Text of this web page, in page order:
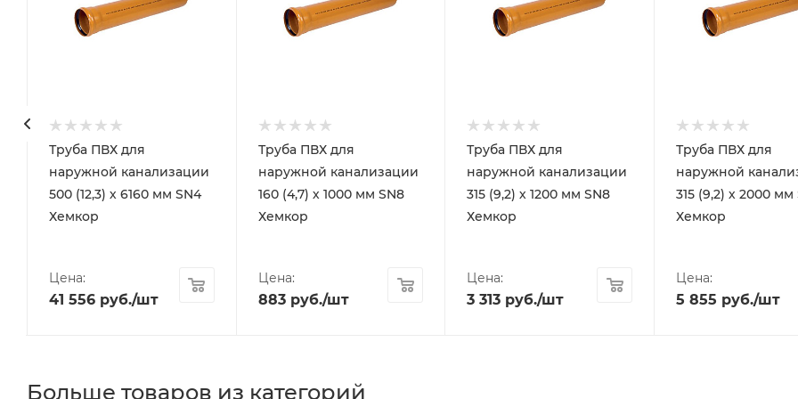
Труба ПВХ для
наружной канализации
500 (12,3) х 6160 мм SN4
Хемкор
Цена:
41 556руб./шт
Труба ПВХ для
наружной канализации
160 (4,7) х 1000 мм SN8
Хемкор
Цена:
883руб./шт
Труба ПВХ для
наружной канализации
315 (9,2) х 1200 мм SN8
Хемкор
Цена:
3 313 руб./шт
Труба ПВХ для
наружной
315 (9,2) х 2000 мм
Хемкор
Цена:
5 855 руб./шт
Больше товаров из категорий